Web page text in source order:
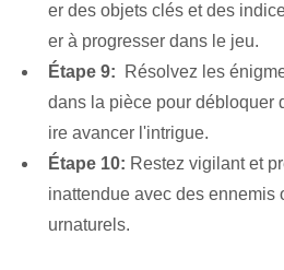
er des objets clés et des
er à progresser dans le jeu.
Étape 9:
Résolvez les
dans la pièce pour débloquer
ire avancer l'intrigue.
Étape 10: Restez vigilant et
inattendue avec des ennemis
urnaturels.